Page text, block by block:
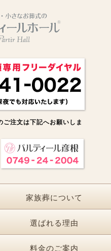
注文は下記へお願いしま
家族葬について
選ばれる理由
料金のご案内